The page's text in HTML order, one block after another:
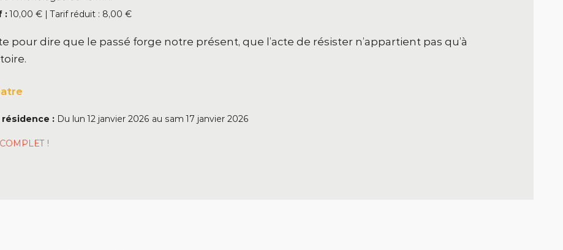
:10,00 € | Tarif réduit : 8,00 €
pour dire que le passé forge notre présent, que l’acte de résister n’appartient pas qu’à
résidence : Du lun 12 janvier 2026 au sam 17 janvier 2026
COMPLET !